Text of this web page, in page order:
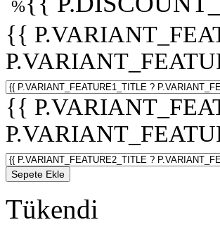
%
{{
{{
Sepete Ekle
Tükendi